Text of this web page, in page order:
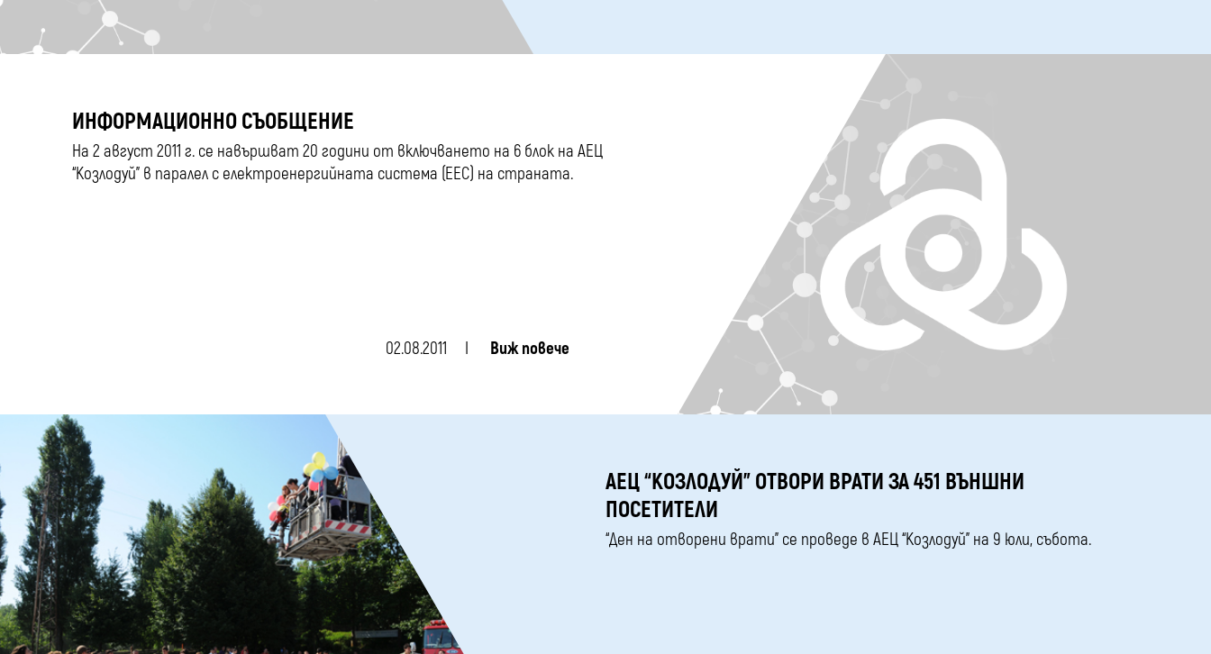
ИНФОРМАЦИОННО СЪОБЩЕНИЕ
На 2 август 2011 г. се навършват 20 години от включването на 6 блок на АЕЦ
“Козлодуй” в паралел с електроенергийната система (ЕЕС) на страната.
02.08.2011 Виж повече
АЕЦ “КОЗЛОДУЙ” ОТВОРИ ВРАТИ ЗА 451 ВЪНШНИ
ПОСЕТИТЕЛИ
“Ден на отворени врати” се проведе в АЕЦ “Козлодуй” на 9 юли, събота.